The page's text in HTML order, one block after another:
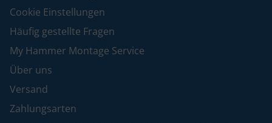
Cookie Einstellungen
Häufig gestellte Fragen
My Hammer Montage Service
Über uns
Versand
Zahlungsarten